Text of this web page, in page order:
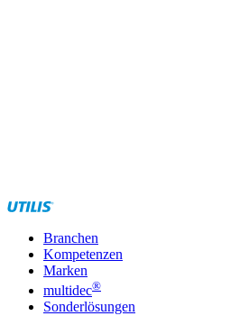
Branchen
Kompetenzen
Marken
multidec®
Sonderlösungen